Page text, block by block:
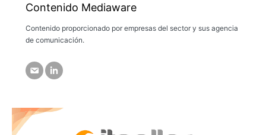
Contenido Mediaware
Contenido proporcionado por empresas del sector y sus agencia
de comunicación.